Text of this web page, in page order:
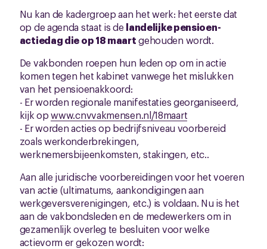
Nu kan de kadergroep aan het werk: het eerste dat
op de agenda staat is de landelijke pensioen-
actiedag die op 18 maartgehouden wordt.
De vakbonden roepen hun leden op om in actie
komen tegen het kabinet vanwege het mislukken
van het pensioenakkoord:
- Er worden regionale manifestaties georganiseerd,
kijk opwww.cnvvakmensen.nl/18maart
- Er worden acties op bedrijfsniveau voorbereid
zoals werkonderbrekingen,
werknemersbijeenkomsten, stakingen, etc..
Aan alle juridische voorbereidingen voor het voeren
van actie (ultimatums, aankondigingen aan
werkgeversverenigingen, etc.) is voldaan. Nu is het
aan de vakbondsleden en de medewerkers om in
gezamenlijk overleg te besluiten voor welke
actievorm er gekozen wordt: